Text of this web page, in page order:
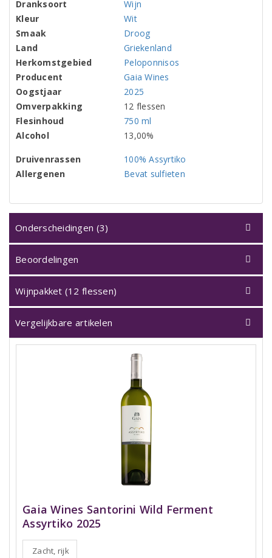
Dranksoort
Wijn
Kleur
Wit
Smaak
Droog
Land
Griekenland
Herkomstgebied
Peloponnisos
Producent
Gaia Wines
Oogstjaar
2025
Omverpakking
12 flessen
Flesinhoud
750 ml
Alcohol
13,00%
Druivenrassen
100% Assyrtiko
Allergenen
Bevat sulfieten
Onderscheidingen (3)
Beoordelingen
Wijnpakket (12 flessen)
Vergelijkbare artikelen
Gaia Wines Santorini Wild Ferment
Assyrtiko 2025
Zacht, rijk